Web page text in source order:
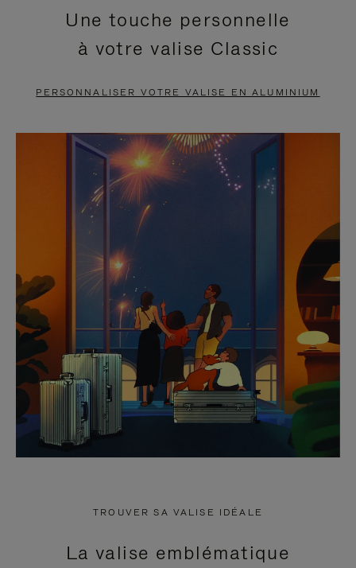
EN
PAUSE,
APPUYEZ
POUR
METTRE
PAUSE
VIDÉO
EST
DÉSACTIVÉ.
CLIQUER
POUR
RÉACTIVER
LE
SON
Une touche personnelle
à votre valise Classic
PERSONNALISER VOTRE VALISE EN ALUMINIUM
TROUVER SA VALISE IDÉALE
La valise emblématique